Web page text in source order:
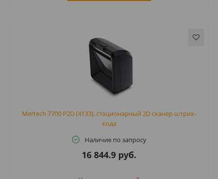
Mertech 7700 P2D (4133), стационарный 2D сканер штрих-
кода
Наличие по запросу
16 844.9 руб.